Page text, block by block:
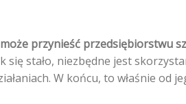
przynieść przedsiębiorstwu
się stało, niezbędne jest
W końcu, to właśnie od